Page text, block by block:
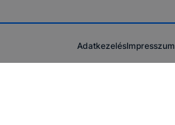
AdatkezelésImpresszum